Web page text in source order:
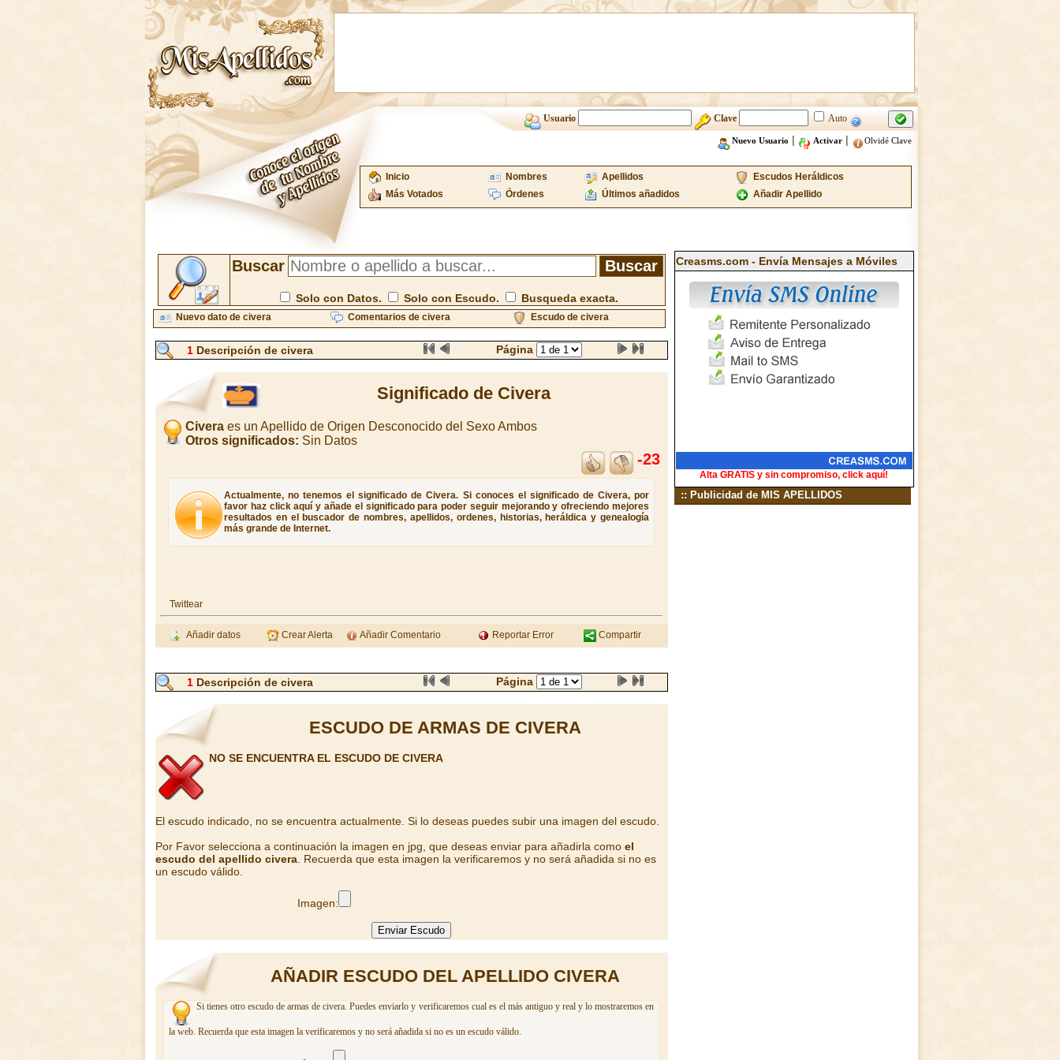
Usuario Clave Auto
Nuevo Usuario | Activar| Olvidé Clave
Inicio Nombres Apellidos
Escudos Heráldicos
Más Votados
Órdenes Últimos añadidos Añadir Apellido
Buscar
Solo con Datos. Solo con Escudo. Busqueda exacta.
Nuevo dato de civera Comentarios de civera Escudo de civera
1Descripción de civera Página
Significado de Civera
Civera es un Apellido de Origen Desconocido del Sexo Ambos
Otros significados: Sin Datos
-23
Actualmente, no tenemos el significado de Civera. Si conoces el significado de Civera, por
favor haz click aquí y añade el significado para poder seguir mejorando y ofreciendo mejores
resultados en el buscador de nombres, apellidos, ordenes, historias, heráldica y genealogía
más grande de Internet.
Twittear
Añadir datos Crear Alerta Añadir Comentario Reportar Error Compartir
1Descripción de civera Página
ESCUDO DE ARMAS DE CIVERA
NO SE ENCUENTRA EL ESCUDO DE CIVERA
El escudo indicado, no se encuentra actualmente. Si lo deseas puedes subir una imagen del escudo.
Por Favor selecciona a continuación la imagen en jpg, que deseas enviar para añadirla como el
escudo del apellido civera. Recuerda que esta imagen la verificaremos y no será añadida si no es
un escudo válido.
Imagen:
AÑADIR ESCUDO DEL APELLIDO CIVERA
Si tienes otro escudo de armas de civera. Puedes enviarlo y verificaremos cual es el más antiguo y real y lo mostraremos en
la web. Recuerda que esta imagen la verificaremos y no será añadida si no es un escudo válido.
Creasms.com - Envía Mensajes a Móviles
Alta GRATIS y sin compromiso, click aquí!
:: Publicidad de MIS APELLIDOS